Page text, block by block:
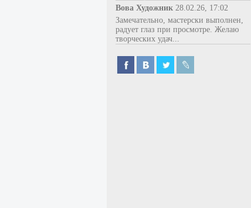
Вова Художник 28.02.26, 17:02
Замечательно, мастерски выполнен,
радует глаз при просмотре. Желаю
творческих удач...